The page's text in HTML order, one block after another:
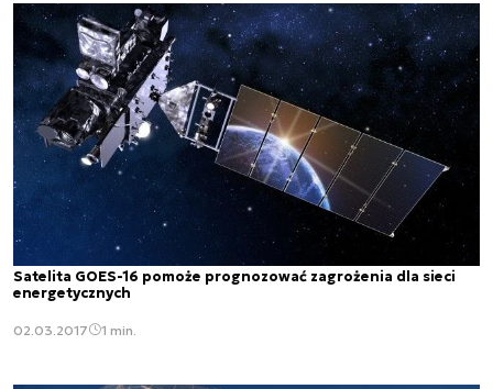
Satelita GOES-16 pomoże prognozować zagrożenia dla sieci
energetycznych
02.03.2017 1 min.